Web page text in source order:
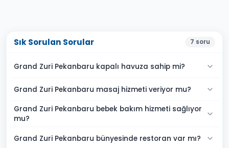
Sık Sorulan Sorular 7 soru
Grand Zuri Pekanbaru kapalı havuza sahip mi?
Grand Zuri Pekanbaru masaj hizmeti veriyor mu?
Grand Zuri Pekanbaru bebek bakım hizmeti sağlıyor
mu?
Grand Zuri Pekanbaru bünyesinde restoran var mı?